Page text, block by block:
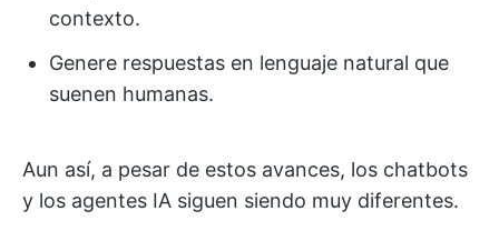
contexto.
Genere respuestas en lenguaje natural que
suenen humanas.
Aun así, a pesar de estos avances, los chatbots
y los agentes IA siguen siendo muy diferentes.